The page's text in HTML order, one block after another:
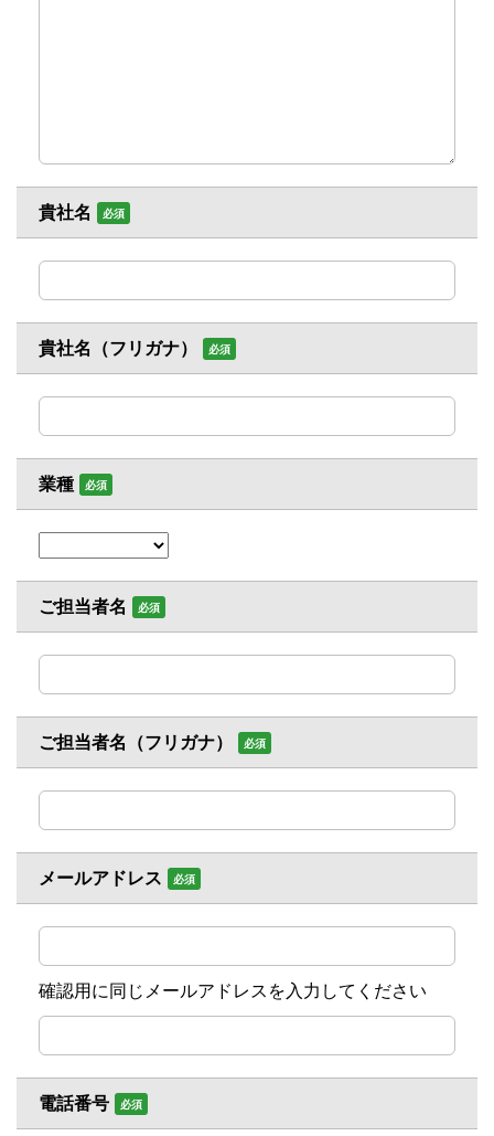
貴社名 必須
貴社名（フリガナ） 必須
業種 必須
ご担当者名 必須
ご担当者名（フリガナ） 必須
メールアドレス 必須
確認用に同じメールアドレスを入力してください
電話番号 必須